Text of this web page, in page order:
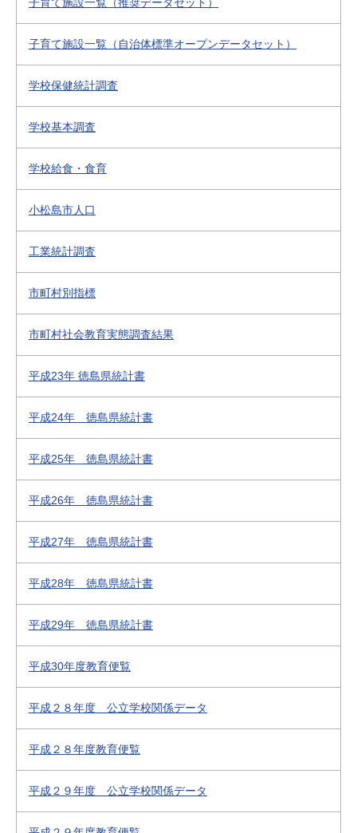
子育て施設一覧（自治体標準オープンデータセット）
学校保健統計調査
学校基本調査
学校給食・食育
小松島市人口
工業統計調査
市町村別指標
市町村社会教育実態調査結果
平成23年 徳島県統計書
平成24年 徳島県統計書
平成25年 徳島県統計書
平成26年 徳島県統計書
平成27年 徳島県統計書
平成28年 徳島県統計書
平成29年 徳島県統計書
平成30年度教育便覧
平成２８年度 公立学校関係データ
平成２８年度教育便覧
平成２９年度 公立学校関係データ